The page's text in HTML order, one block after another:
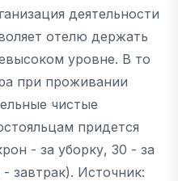
деятельности
отелю держать
уровне. В то
при проживании
чистые
придется
- за уборку, 30 - за
завтрак). Источник: